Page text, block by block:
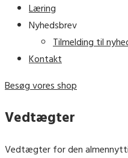
Læring
Nyhedsbrev
Tilmelding til
Kontakt
Besøg vores shop
Vedtægter
Vedtægter for den